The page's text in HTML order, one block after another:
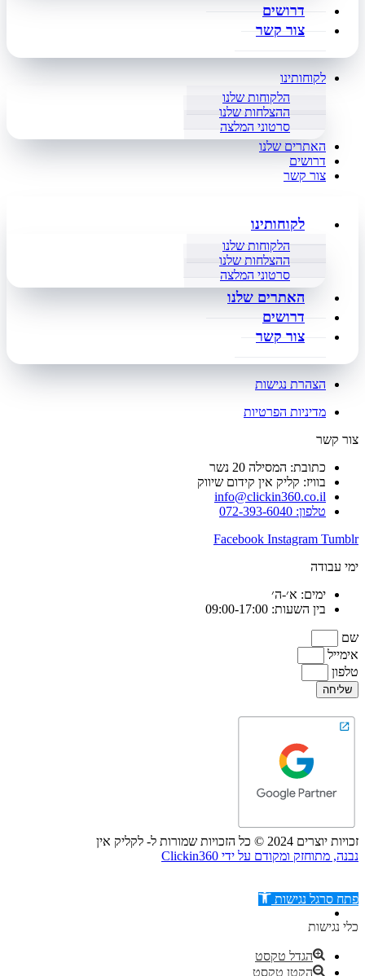
דרושים
צור קשר
לקוחותינו
הלקוחות שלנו
ההצלחות שלנו
סרטוני המלצה
האתרים שלנו
דרושים
צור קשר
לקוחותינו
הלקוחות שלנו
ההצלחות שלנו
סרטוני המלצה
האתרים שלנו
דרושים
צור קשר
הצהרת נגישות
מדיניות הפרטיות
צור קשר
כתובת: המסילה 20 נשר
בוויז: קליק אין קידום שיווק
info@clickin360.co.il
טלפון: 072-393-6040
Facebook Instagram Tumblr
ימי עבודה
ימים: א׳-ה׳
בין השעות: 09:00-17:00
שם
אימייל
טלפון
שליחה
זכויות יוצרים 2024 © כל הזכויות שמורות ל- לקליק אין
נבנה, מתוחזק ומקודם על ידי Clickin360
פתח סרגל נגישות
כלי נגישות
הגדל טקסט
הקטן טקסט